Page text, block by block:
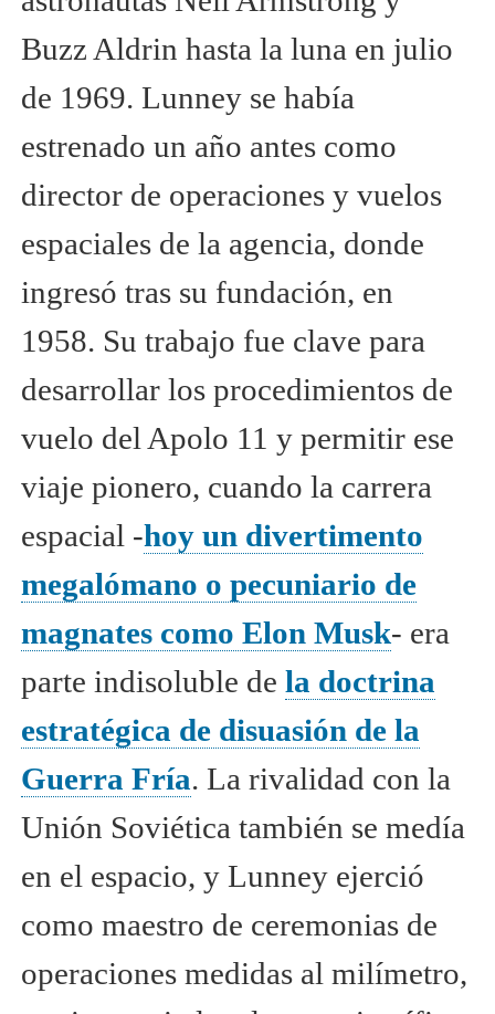
Buzz Aldrin hasta la luna en julio
de 1969. Lunney se había
estrenado un año antes como
director de operaciones y vuelos
espaciales de la agencia, donde
ingresó tras su fundación, en
1958. Su trabajo fue clave para
desarrollar los procedimientos de
vuelo del Apolo 11 y permitir ese
viaje pionero, cuando la carrera
espacial -hoy un divertimento
megalómano o pecuniario de
magnates como Elon Musk- era
parte indisoluble de la doctrina
estratégica de disuasión de la
Guerra Fría. La rivalidad con la
Unión Soviética también se medía
en el espacio, y Lunney ejerció
como maestro de ceremonias de
operaciones medidas al milímetro,